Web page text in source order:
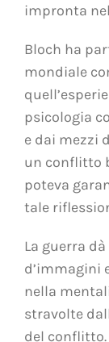
impronta
Bloch ha
mondiale
psicologia
e dai mezzi
un conflitto
poteva
tale
La guerra
d’immagini
nella
stravolte
del